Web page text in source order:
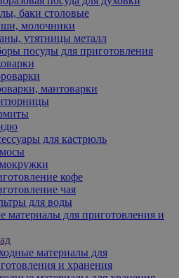
баки столовые
молочники
утятницы металл
посуды для приготовления
мантоварки
для кастрюль
кофе
чая
для воды
материалы для приготовления и
материалы для
и хранения